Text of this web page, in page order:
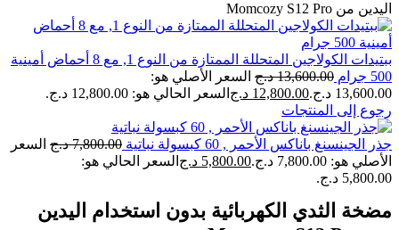
اليدين من Momcozy S12 Pro
ببتيدات الكولاجين المتحللة الممتازة من النوع 1, مع 8 أحماض أمينية
500 جرام
13,600.00 د.ج السعر الأصلي هو:
13,600.00 د.ج.
12,800.00 د.ج السعر الحالي هو: 12,800.00 د.ج.
رجوع إلى المنتجات
جذر الجينسنغ باناكس الأحمر , 60 كبسولة نباتية 7,800.00 د.ج السعر
الأصلي هو: 7,800.00 د.ج.
5,800.00 د.ج السعر الحالي هو:
5,800.00 د.ج.
مضخة الثدي الكهربائية بدون استخدام اليدين